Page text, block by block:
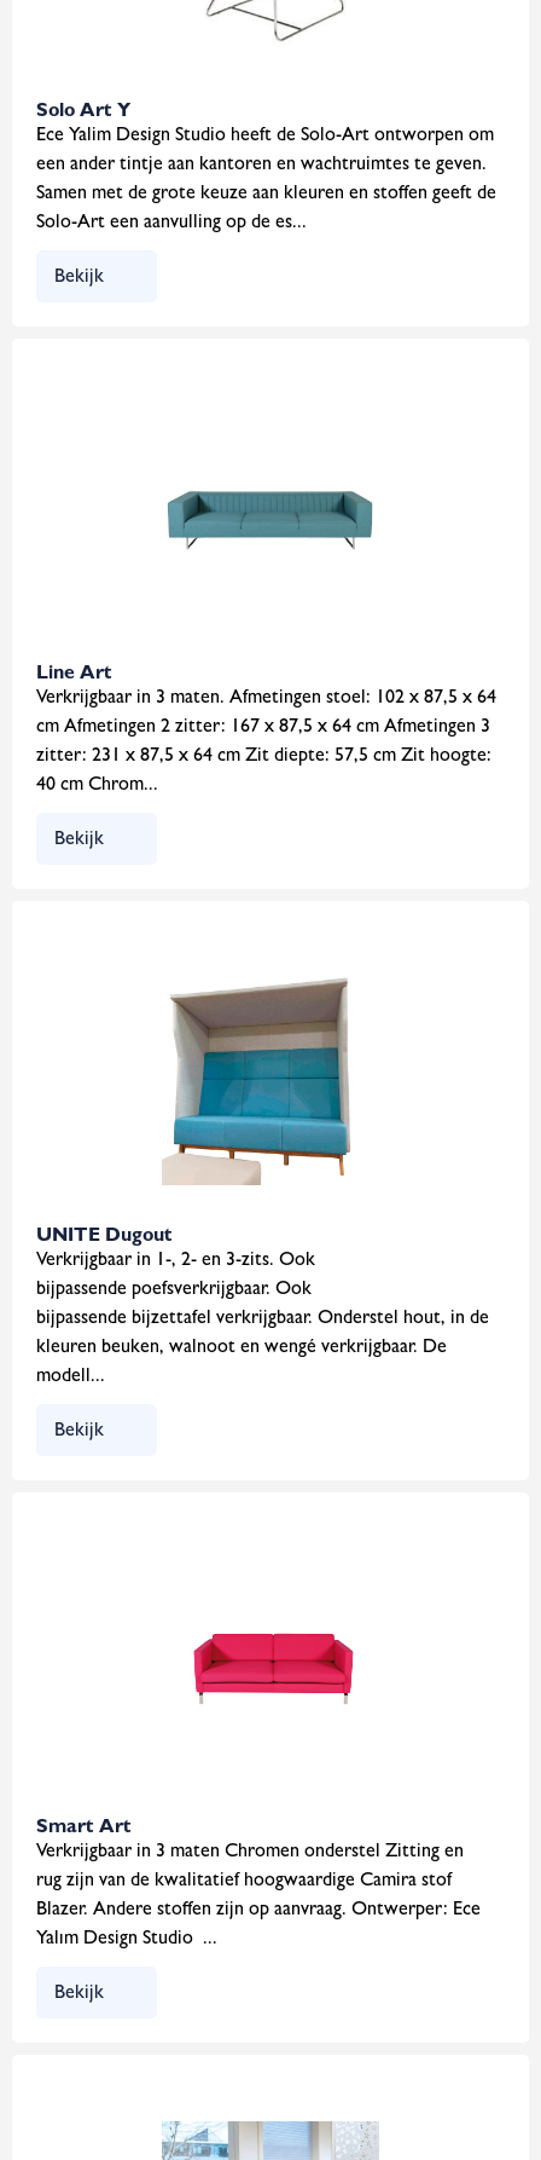
Solo Art Y
Ece Yalim Design Studio heeft de Solo-Art ontworpen om
een ander tintje aan kantoren en wachtruimtes te geven.
Samen met de grote keuze aan kleuren en stoffen geeft de
Solo-Art een aanvulling op de es...
Bekijk
Line Art
Verkrijgbaar in 3 maten. Afmetingen stoel: 102 x 87,5 x 64
cm Afmetingen 2 zitter: 167 x 87,5 x 64 cm Afmetingen 3
zitter: 231 x 87,5 x 64 cm Zit diepte: 57,5 cm Zit hoogte:
40 cm Chrom...
Bekijk
UNITE Dugout
Verkrijgbaar in 1-, 2- en 3-zits. Ook
bijpassende poefsverkrijgbaar. Ook
bijpassende bijzettafel verkrijgbaar. Onderstel hout, in de
kleuren beuken, walnoot en wengé verkrijgbaar. De
modell...
Bekijk
Smart Art
Verkrijgbaar in 3 maten Chromen onderstel Zitting en
rug zijn van de kwalitatief hoogwaardige Camira stof
Blazer. Andere stoffen zijn op aanvraag. Ontwerper: Ece
Yalım Design Studio ...
Bekijk